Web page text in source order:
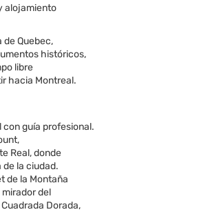
alojamiento
Quebec,
históricos,
libre
hacia Montreal.
guía profesional.
Real, donde
la ciudad.
de la Montaña
mirador del
Dorada,